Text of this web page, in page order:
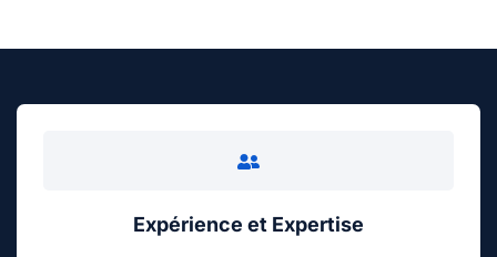
Expérience et Expertise